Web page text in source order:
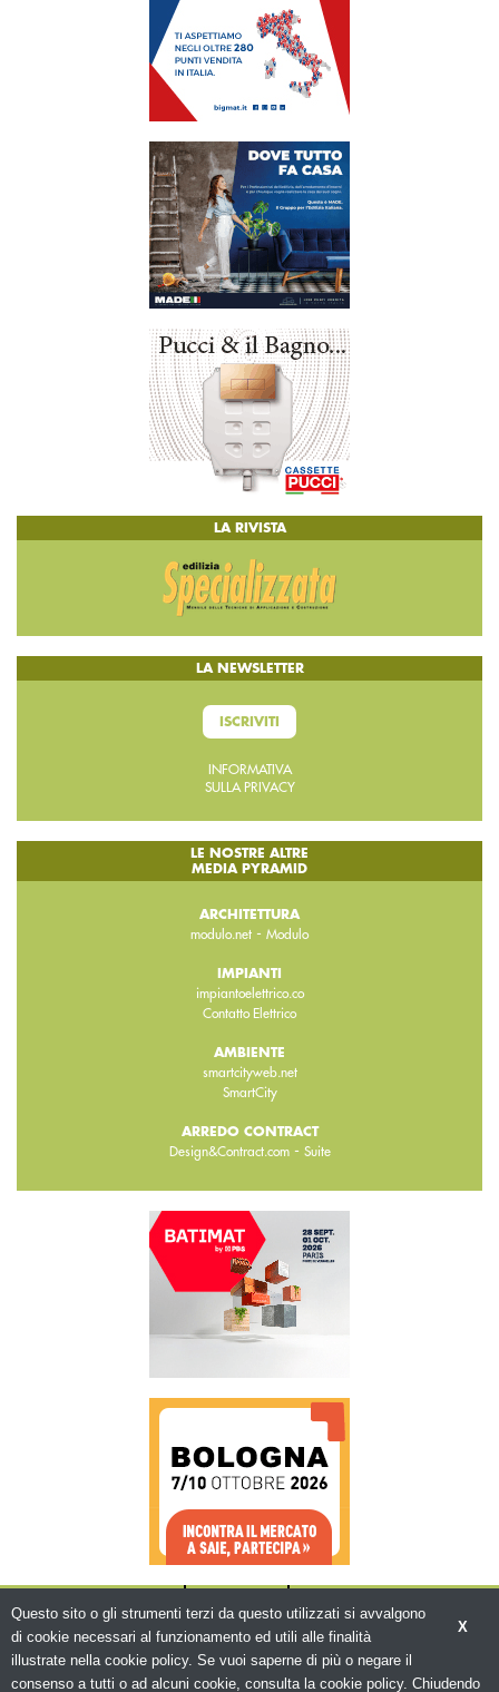
LA RIVISTA
LA NEWSLETTER
ISCRIVITI
INFORMATIVA
SULLA PRIVACY
LE NOSTRE ALTRE
MEDIA PYRAMID
ARCHITETTURA
modulo.net - Modulo
IMPIANTI
impiantoelettrico.co
Contatto Elettrico
AMBIENTE
smartcityweb.net
SmartCity
ARREDO CONTRACT
Design&Contract.com- Suite
X
Questo sito o gli strumenti terzi da questo utilizzati si avvalgono
di cookie necessari al funzionamento ed utili alle finalità
illustrate nella cookie policy. Se vuoi saperne di più o negare il
consenso a tutti o ad alcuni cookie, consulta la cookie policy. Chiudendo